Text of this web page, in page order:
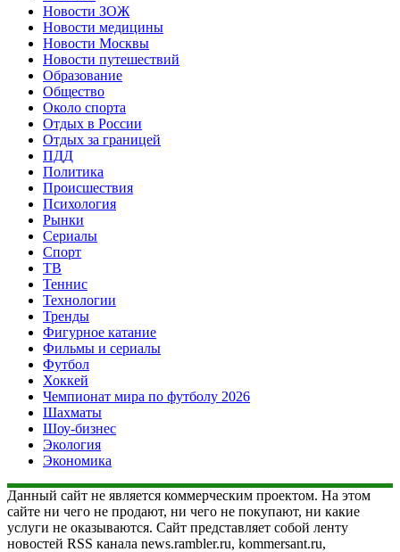
Новости ЗОЖ
Новости медицины
Новости Москвы
Новости путешествий
Образование
Общество
Около спорта
Отдых в России
Отдых за границей
ПДД
Политика
Происшествия
Психология
Рынки
Сериалы
Спорт
ТВ
Теннис
Технологии
Тренды
Фигурное катание
Фильмы и сериалы
Футбол
Хоккей
Чемпионат мира по футболу 2026
Шахматы
Шоу-бизнес
Экология
Экономика
Данный сайт не является коммерческим проектом. На этом
сайте ни чего не продают, ни чего не покупают, ни какие
услуги не оказываются. Сайт представляет собой ленту
новостей RSS канала news.rambler.ru, kommersant.ru,